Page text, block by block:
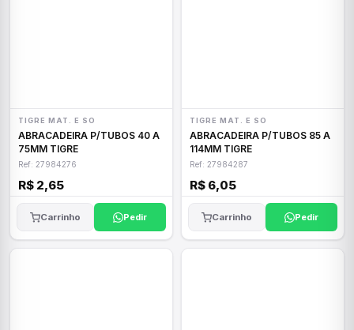
TIGRE MAT. E SO
ABRACADEIRA P/TUBOS 40 A
75MM TIGRE
Ref: 27984276
R$ 2,65
Carrinho Pedir
TIGRE MAT. E SO
ABRACADEIRA P/TUBOS 85 A
114MM TIGRE
Ref: 27984287
R$ 6,05
Carrinho Pedir